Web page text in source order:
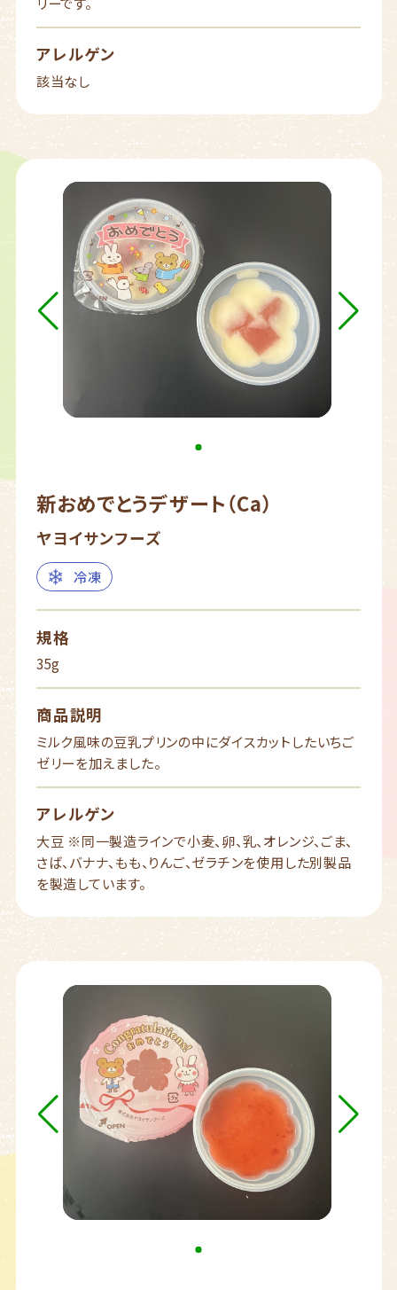
アレルゲン
該当なし
新おめでとうデザート（Ca）
ヤヨイサンフーズ
冷凍
規格
35g
商品説明
ミルク風味の豆乳プリンの中にダイスカットしたいちご
ゼリーを加えました。
アレルゲン
大豆 ※同一製造ラインで小麦、卵、乳、オレンジ、ごま、
さば、バナナ、もも、りんご、ゼラチンを使用した別製品
を製造しています。